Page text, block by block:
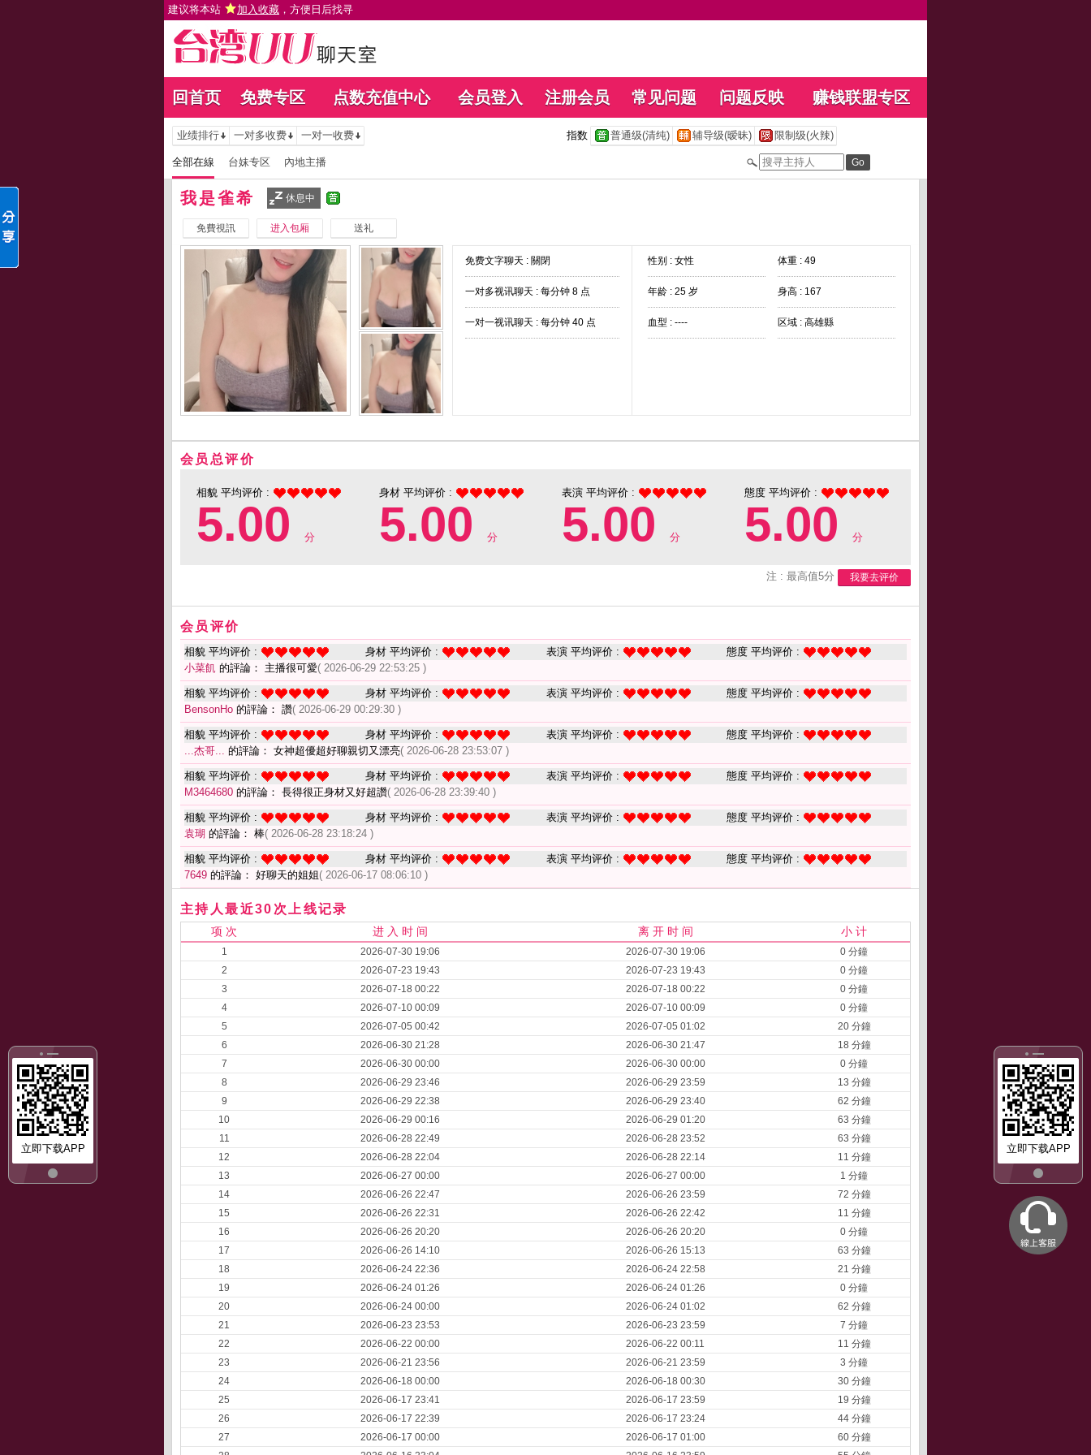
建议将本站 加入收藏 ，方便日后找寻
回首页 免费专区 点数充值中心 会员登入 注册会员 常见问题 问题反映 赚钱联盟专区
立即下载APP
立即下载APP
业绩排行 一对多收费 一对一收费 指数 普通级(清纯) 辅导级(暧昧) 限制级(火辣)
全部在線 台妹专区 內地主播
我是雀希 休息中
免費視訊 进入包厢 送礼
免费文字聊天 : 關閉
一对多视讯聊天 : 每分钟 8 点
一对一视讯聊天 : 每分钟 40 点
性别 : 女性 体重 : 49
年龄 : 25 岁 身高 : 167
血型 : ---- 区域 : 高雄縣
会员总评价
相貌 平均评价 :
5.00 分
身材 平均评价 :
5.00 分
表演 平均评价 :
5.00 分
態度 平均评价 :
5.00 分
注 : 最高值5分 我要去评价
会员评价
相貌 平均评价 : 身材 平均评价 : 表演 平均评价 :
態度 平均评价 :
小菜飢 的評論： 主播很可愛( 2026-06-29 22:53:25 )
相貌 平均评价 : 身材 平均评价 : 表演 平均评价 :
態度 平均评价 :
BensonHo 的評論： 讚( 2026-06-29 00:29:30 )
相貌 平均评价 : 身材 平均评价 : 表演 平均评价 :
態度 平均评价 :
...杰哥... 的評論： 女神超優超好聊親切又漂亮( 2026-06-28 23:53:07 )
相貌 平均评价 : 身材 平均评价 : 表演 平均评价 :
態度 平均评价 :
M3464680 的評論： 長得很正身材又好超讚( 2026-06-28 23:39:40 )
相貌 平均评价 : 身材 平均评价 : 表演 平均评价 :
態度 平均评价 :
袁瑚 的評論： 棒( 2026-06-28 23:18:24 )
相貌 平均评价 : 身材 平均评价 : 表演 平均评价 :
態度 平均评价 :
7649 的評論： 好聊天的姐姐( 2026-06-17 08:06:10 )
主持人最近30次上线记录
项 次 进 入 时 间 离 开 时 间 小 计
1 2026-07-30 19:06 2026-07-30 19:06
0 分鐘
2
2026-07-23 19:43 2026-07-23 19:43
0 分鐘
3
2026-07-18 00:22 2026-07-18 00:22
0 分鐘
4
2026-07-10 00:09 2026-07-10 00:09
0 分鐘
5
2026-07-05 00:42 2026-07-05 01:02
20 分鐘
6
2026-06-30 21:28 2026-06-30 21:47
18 分鐘
7
2026-06-30 00:00 2026-06-30 00:00
0 分鐘
8
2026-06-29 23:46 2026-06-29 23:59
13 分鐘
9
2026-06-29 22:38 2026-06-29 23:40
62 分鐘
10
2026-06-29 00:16 2026-06-29 01:20
63 分鐘
11
2026-06-28 22:49 2026-06-28 23:52
63 分鐘
12
2026-06-28 22:04 2026-06-28 22:14
11 分鐘
13
2026-06-27 00:00 2026-06-27 00:00
1 分鐘
14
2026-06-26 22:47 2026-06-26 23:59
72 分鐘
15
2026-06-26 22:31 2026-06-26 22:42
11 分鐘
16
2026-06-26 20:20 2026-06-26 20:20
0 分鐘
17
2026-06-26 14:10 2026-06-26 15:13
63 分鐘
18
2026-06-24 22:36 2026-06-24 22:58
21 分鐘
19
2026-06-24 01:26 2026-06-24 01:26
0 分鐘
20
2026-06-24 00:00 2026-06-24 01:02
62 分鐘
21
2026-06-23 23:53 2026-06-23 23:59
7 分鐘
22
2026-06-22 00:00 2026-06-22 00:11
11 分鐘
23
2026-06-21 23:56 2026-06-21 23:59
3 分鐘
24
2026-06-18 00:00 2026-06-18 00:30
30 分鐘
25
2026-06-17 23:41 2026-06-17 23:59
19 分鐘
26
2026-06-17 22:39 2026-06-17 23:24
44 分鐘
27
2026-06-17 00:00 2026-06-17 01:00
60 分鐘